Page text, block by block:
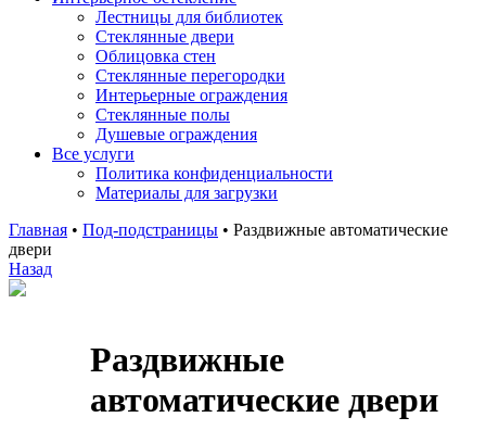
Лестницы для библиотек
Стеклянные двери
Облицовка стен
Стеклянные перегородки
Интерьерные ограждения
Стеклянные полы
Душевые ограждения
Все услуги
Политика конфиденциальности
Материалы для загрузки
Главная • Под-подстраницы • Раздвижные автоматические
двери
Назад
Раздвижные
автоматические двери